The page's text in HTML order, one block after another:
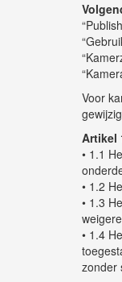
Voor
Artikel
• 1.1
• 1.2
• 1.3
• 1.4
zonder